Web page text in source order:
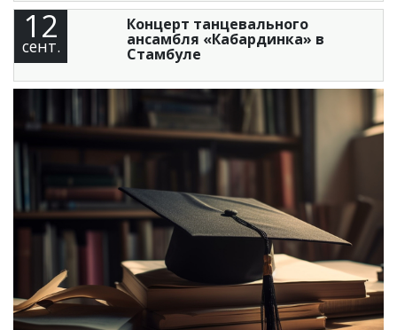
12
сент.
Концерт танцевального
ансамбля «Кабардинка» в
Стамбуле